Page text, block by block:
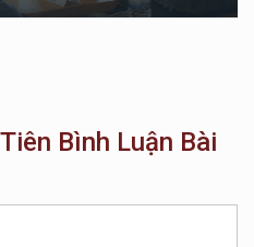
Bình Luận Bài